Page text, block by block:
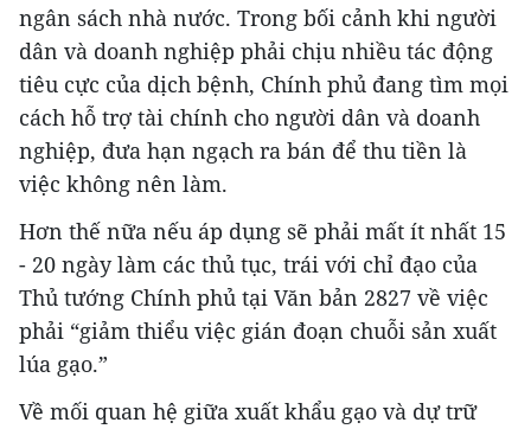
ngân sách nhà nước. Trong bối cảnh khi người
dân và doanh nghiệp phải chịu nhiều tác động
tiêu cực của dịch bệnh, Chính phủ đang tìm mọi
cách hỗ trợ tài chính cho người dân và doanh
nghiệp, đưa hạn ngạch ra bán để thu tiền là
việc không nên làm.
Hơn thế nữa nếu áp dụng sẽ phải mất ít nhất 15
- 20 ngày làm các thủ tục, trái với chỉ đạo của
Thủ tướng Chính phủ tại Văn bản 2827 về việc
phải “giảm thiểu việc gián đoạn chuỗi sản xuất
lúa gạo.”
Về mối quan hệ giữa xuất khẩu gạo và dự trữ